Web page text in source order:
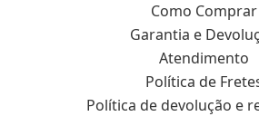
Como Comprar
Garantia e
Atendimento
Política de
Política de devolução e